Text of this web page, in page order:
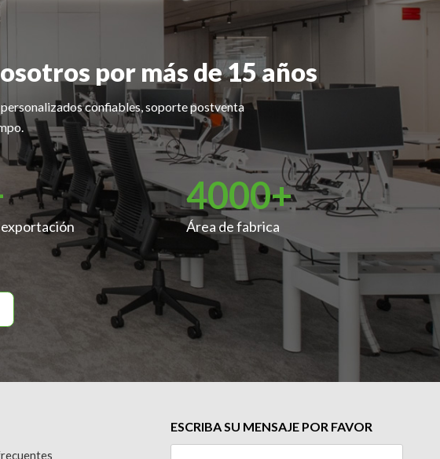
por más de 15 años
confiables, soporte postventa
exportación
4000+
Área de fabrica
ESCRIBA SU MENSAJE POR FAVOR